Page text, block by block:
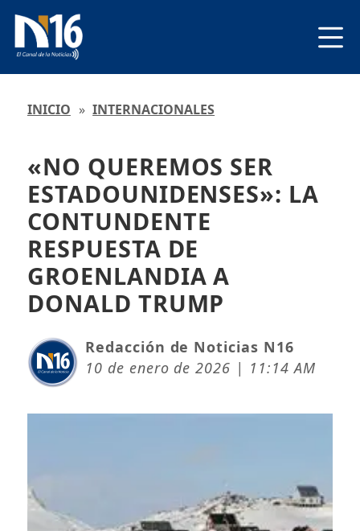
INICIO » INTERNACIONALES
«NO QUEREMOS SER
ESTADOUNIDENSES»: LA
CONTUNDENTE
RESPUESTA DE
GROENLANDIA A
DONALD TRUMP
Redacción de Noticias N16
10 de enero de 2026 | 11:14 AM